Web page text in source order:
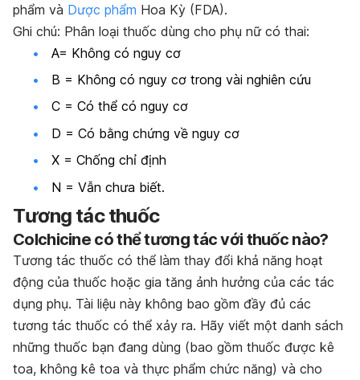
phẩm và Dược phẩm Hoa Kỳ (FDA).
Ghi chú: Phân loại thuốc dùng cho phụ nữ có thai:
A= Không có nguy cơ
B = Không có nguy cơ trong vài nghiên cứu
C = Có thể có nguy cơ
D = Có bằng chứng về nguy cơ
X = Chống chỉ định
N = Vẫn chưa biết.
Tương tác thuốc
Colchicine có thể tương tác với thuốc nào?
Tương tác thuốc có thể làm thay đổi khả năng hoạt
động của thuốc hoặc gia tăng ảnh hưởng của các tác
dụng phụ. Tài liệu này không bao gồm đầy đủ các
tương tác thuốc có thể xảy ra. Hãy viết một danh sách
những thuốc bạn đang dùng (bao gồm thuốc được kê
toa, không kê toa và thực phẩm chức năng) và cho